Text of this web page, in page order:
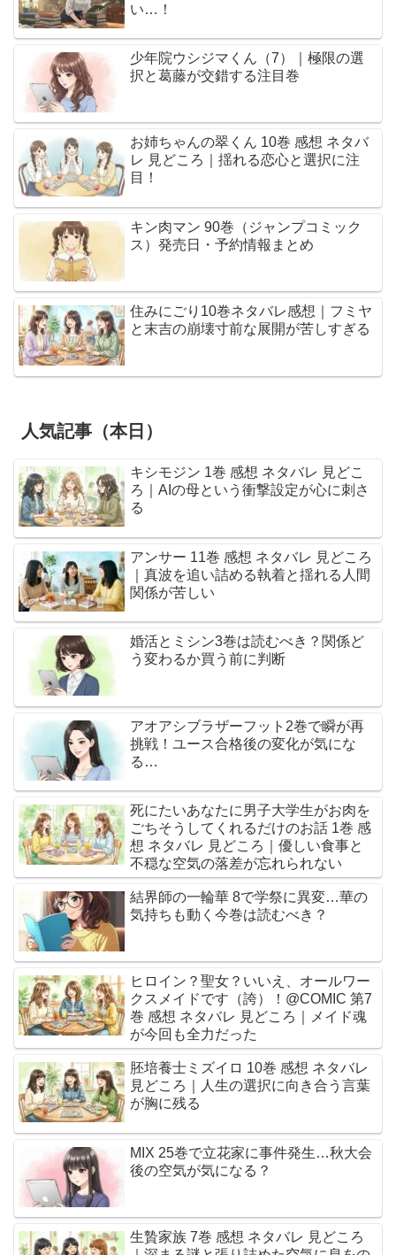
い…！
少年院ウシジマくん（7）｜極限の選
択と葛藤が交錯する注目巻
お姉ちゃんの翠くん 10巻 感想 ネタバ
レ 見どころ｜揺れる恋心と選択に注
目！
キン肉マン 90巻（ジャンプコミック
ス）発売日・予約情報まとめ
住みにごり10巻ネタバレ感想｜フミヤ
と末吉の崩壊寸前な展開が苦しすぎる
人気記事（本日）
キシモジン 1巻 感想 ネタバレ 見どこ
ろ｜AIの母という衝撃設定が心に刺さ
る
アンサー 11巻 感想 ネタバレ 見どころ
｜真波を追い詰める執着と揺れる人間
関係が苦しい
婚活とミシン3巻は読むべき？関係ど
う変わるか買う前に判断
アオアシブラザーフット2巻で瞬が再
挑戦！ユース合格後の変化が気にな
る…
死にたいあなたに男子大学生がお肉を
ごちそうしてくれるだけのお話 1巻 感
想 ネタバレ 見どころ｜優しい食事と
不穏な空気の落差が忘れられない
結界師の一輪華 8で学祭に異変…華の
気持ちも動く今巻は読むべき？
ヒロイン？聖女？いいえ、オールワー
クスメイドです（誇）！@COMIC 第7
巻 感想 ネタバレ 見どころ｜メイド魂
が今回も全力だった
胚培養士ミズイロ 10巻 感想 ネタバレ
見どころ｜人生の選択に向き合う言葉
が胸に残る
MIX 25巻で立花家に事件発生…秋大会
後の空気が気になる？
生贄家族 7巻 感想 ネタバレ 見どころ